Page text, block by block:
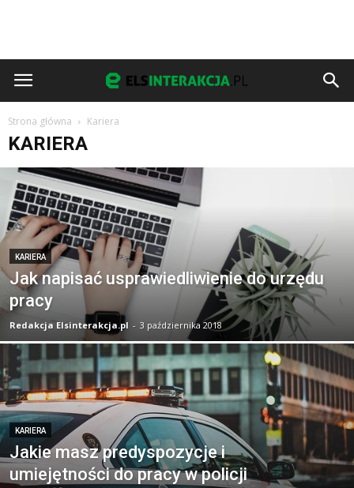
Strona główna Kariera
KARIERA
KARIERA
Jak napisać usprawiedliwienie do urzędu
pracy
Redakcja Elsinterakcja.pl - 3 października 2018
KARIERA
Jakie masz predyspozycje i
umiejętności do pracy w policji